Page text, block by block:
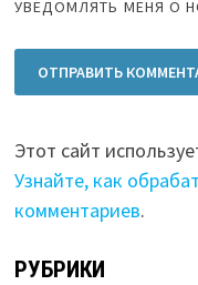
УВЕДОМЛЯТЬ МЕНЯ О
Этот сайт
Узнайте, как
комментариев.
РУБРИКИ